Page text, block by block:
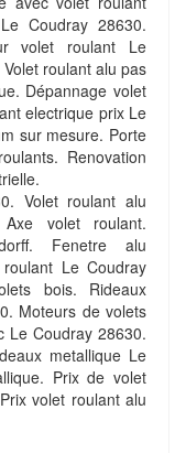
Coudray 28630.
volet roulant Le
roulant alu pas
Dépannage volet
electrique prix Le
sur mesure. Porte
Renovation
Volet roulant alu
volet roulant.
Fenetre alu
Le Coudray
bois. Rideaux
Moteurs de volets
Le Coudray 28630.
metallique Le
Prix de volet
volet roulant alu